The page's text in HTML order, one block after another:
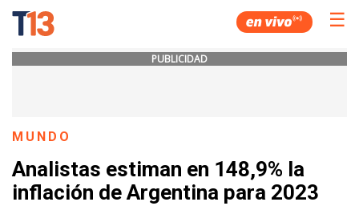
☰
PUBLICIDAD
MUNDO
Analistas estiman en 148,9% la
inflación de Argentina para 2023